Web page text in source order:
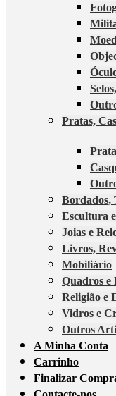
Pratas,
Bordados,
Escultura
Joias e
Livros,
Mobiliário
Quadros e
Religião e
Vidros e
Outros
A Minha Conta
Carrinho
Finalizar